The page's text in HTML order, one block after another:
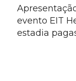
evento EIT
estadia